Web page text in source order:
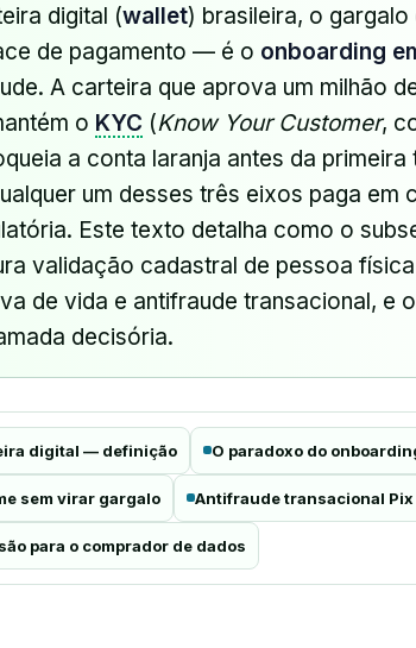
digital (wallet) brasileira, o
de pagamento — é o onboarding
A carteira que aprova um milhão
o KYC (Know Your Customer,
a conta laranja antes da
um desses três eixos paga em
Este texto detalha como o
validação cadastral de pessoa
de vida e antifraude transacional, e
decisória.
digital — definição O paradoxo do
sem virar gargalo Antifraude transacional Pix
para o comprador de dados